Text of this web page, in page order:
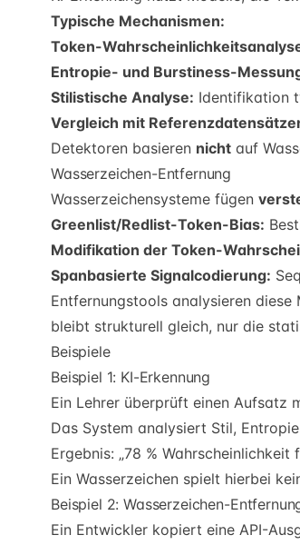
Typische Mechanismen:
Token-
Entropie- und Burstiness-
Stilistische Analyse: Identifikation
Vergleich mit
Detektoren basieren nicht auf
Wasserzeichen-Entfernung
Wasserzeichensysteme fügen
Greenlist/Redlist-Token-Bias:
Modifikation der Token-
Spanbasierte Signalcodierung:
Entfernungstools analysieren
bleibt strukturell gleich, nur die
Beispiele
Beispiel 1: KI-Erkennung
Ein Lehrer überprüft einen Aufsatz
Das System analysiert Stil,
Ergebnis: „78 % Wahrscheinlichkeit
Ein Wasserzeichen spielt hierbei
Beispiel 2: Wasserzeichen-
Ein Entwickler kopiert eine API-